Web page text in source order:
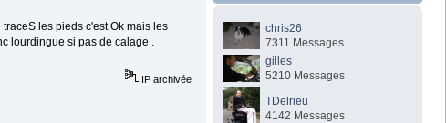
les pieds c'est Ok mais les
lourdingue si pas de calage .
IP archivée
chris26
7311 Messages
gilles
5210 Messages
TDelrieu
4142 Messages